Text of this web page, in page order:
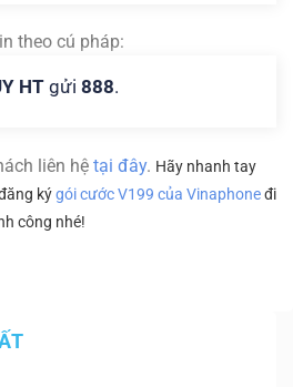
theo cú pháp:
HT gửi 888.
liên hệ tại đây. Hãy nhanh tay
kýgói cước V199 của Vinaphoneđi
công nhé!